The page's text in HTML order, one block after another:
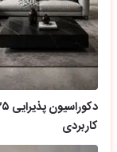
کاربردی